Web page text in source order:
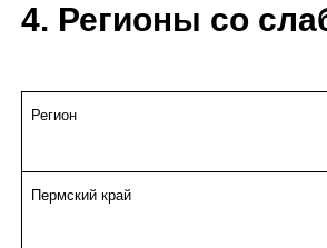
4. Регионы со
Регион
Пермский край